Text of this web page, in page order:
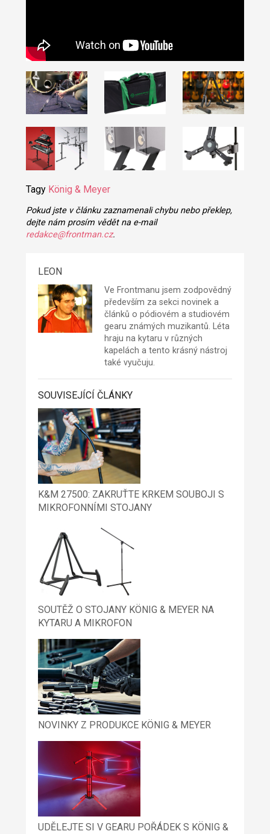
Tagy König & Meyer
Pokud jste v článku zaznamenali chybu nebo překlep,
dejte nám prosím vědět na e-mail
redakce@frontman.cz.
LEON
Ve Frontmanu jsem zodpovědný
především za sekci novinek a
článků o pódiovém a studiovém
gearu známých muzikantů. Léta
hraju na kytaru v různých
kapelách a tento krásný nástroj
také vyučuju.
SOUVISEJÍCÍ ČLÁNKY
K&M 27500: ZAKRUŤTE KRKEM SOUBOJI S
MIKROFONNÍMI STOJANY
SOUTĚŽ O STOJANY KÖNIG & MEYER NA
KYTARU A MIKROFON
NOVINKY Z PRODUKCE KÖNIG & MEYER
UDĚLEJTE SI V GEARU POŘÁDEK S KÖNIG &